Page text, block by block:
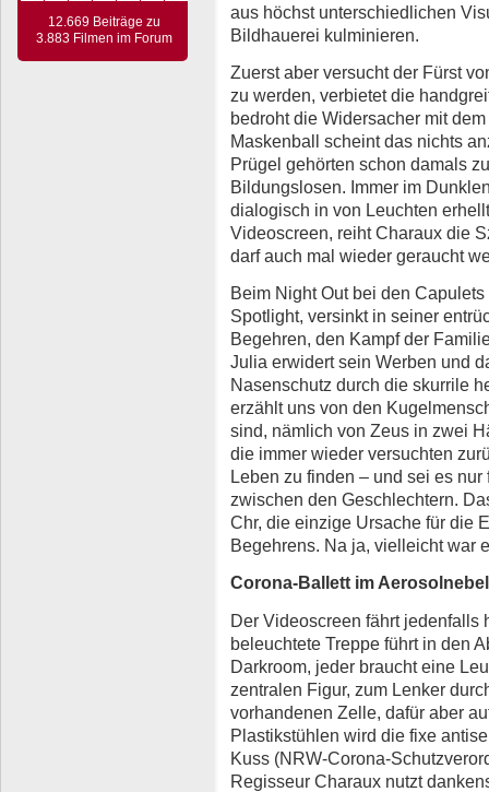
12.669 Beiträge zu
3.883 Filmen im Forum
aus höchst unterschiedlichen
Bildhauerei kulminieren.
Zuerst aber versucht der Fürst
zu werden, verbietet die
bedroht die Widersacher mit
Maskenball scheint das nichts
Prügel gehörten schon damals
Bildungslosen. Immer im
dialogisch in von Leuchten
Videoscreen, reiht Charaux die
darf auch mal wieder geraucht
Beim Night Out bei den
Spotlight, versinkt in seiner
Begehren, den Kampf der
Julia erwidert sein Werben und
Nasenschutz durch die skurrile
erzählt uns von den
sind, nämlich von Zeus in zwei
die immer wieder versuchten
Leben zu finden – und sei es
zwischen den Geschlechtern.
Chr, die einzige Ursache für die
Begehrens. Na ja, vielleicht war
Corona-Ballett im Aerosolnebel
Der Videoscreen fährt jedenfalls
beleuchtete Treppe führt in den
Darkroom, jeder braucht eine
zentralen Figur, zum Lenker
vorhandenen Zelle, dafür aber
Plastikstühlen wird die fixe
Kuss (NRW-Corona-
Regisseur Charaux nutzt